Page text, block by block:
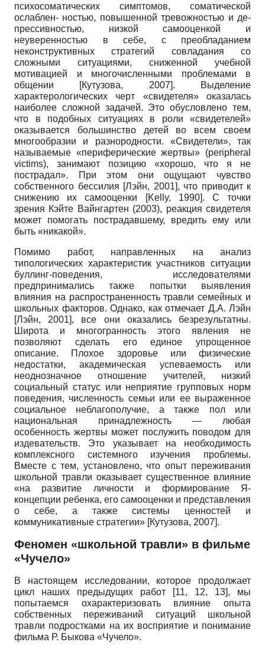
психосоматических симптомов, соматической
ослаблен- ностью, повышенной тревожностью и де­
прессивностью, низкой самооценкой и
неуверенностью в себе, с преобладанием
неконструктивных стратегий совладания со
сложными ситуациями, сниженной учебной
мотивацией и многочисленными проблемами в
общении [Кутузова, 2007]. Выделение
характерологических черт «свидетеля» оказалась
наиболее сложной задачей. Это обусловлено тем,
что в подобных ситуациях в роли «свидетелей»
оказывается большинство детей во всем своем
многообразии и разнородности. «Свидетели», так
называемые «периферические жертвы» (peripheral
victims), занимают позицию «хорошо, что я не
пострадал». При этом они ощущают чувство
собственного бессилия [Лэйн, 2001], что приводит к
снижению их самооценки
[Kelly, 1990]. С точки
зрения Кэйте Вайнгартен (2003), реакция свидетеля
может помогать пострадавшему, вредить ему или
быть «никакой».
Помимо работ, направленных на анализ
типологических характеристик участников ситуации
бул­линг-поведения, исследователями
предпринимались также попытки выявления
влияния на распространенность травли семейных и
школьных факторов. Однако, как отмечает Д.А. Лэйн
[Лэйн, 2001], все они оказались безрезультатны.
Широта и многогранность этого явления не
позволяют сделать его единое упрощенное
описание. Плохое здоровье или физические
недостатки, академическая успеваемость или
неоднозначное отношение учителей, низкий
социальный статус или неприятие групповых норм
поведения, численность семьи или ее выраженное
социальное неблагополучие, а также пол или
национальная принадлежность — любая
особенность жертвы может послужить поводом для
издевательств. Это указывает на необходимость
комплексного системного изучения проблемы.
Вместе с тем, установлено, что опыт переживания
школьной травли оказывает существенное влияние
«на развитие личности и формирование Я-
концепции ребенка, его самооценки и представления
о себе, а также системы ценностей и
коммуникативные стратегии» [Кутузова, 2007].
Феномен «школьной травли» в фильме
«Чучело»
В настоящем исследовании, которое продолжает
цикл наших предыдущих работ [11, 12, 13], мы
попытаемся охарактеризовать влияние опыта
собственных переживаний ситуаций школьной
травли подростками на их восприятие и понимание
фильма Р. Быкова «Чучело».